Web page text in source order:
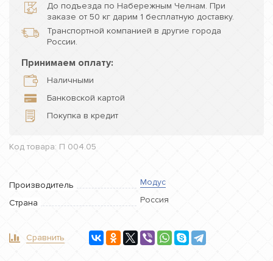
До подъезда по Набережным Челнам. При
заказе от 50 кг дарим 1 бесплатную доставку.
Транспортной компанией в другие города
России.
Принимаем оплату:
Наличными
Банковской картой
Покупка в кредит
Код товара: П 004.05
Производитель
Модус
Страна
Россия
Сравнить